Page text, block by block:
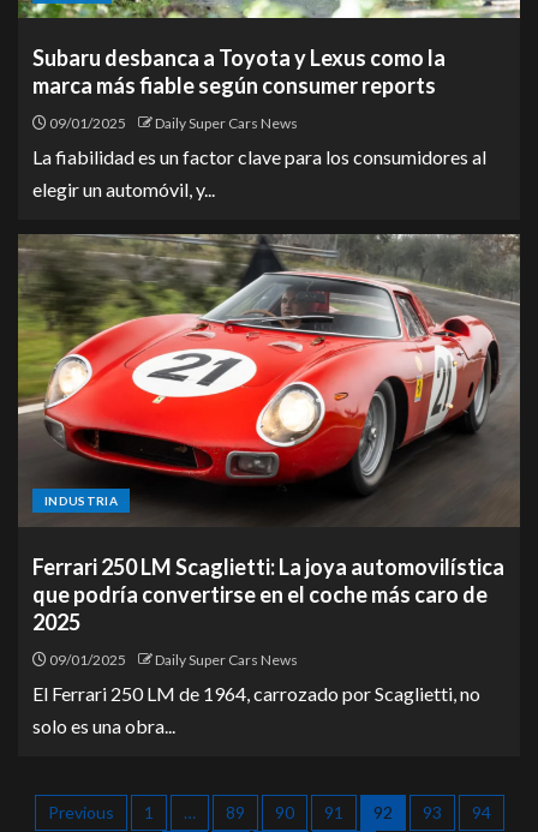
Subaru desbanca a Toyota y Lexus como la
marca más fiable según consumer reports
09/01/2025 Daily Super Cars News
La fiabilidad es un factor clave para los consumidores al
elegir un automóvil, y...
INDUSTRIA
Ferrari 250 LM Scaglietti: La joya automovilística
que podría convertirse en el coche más caro de
2025
09/01/2025 Daily Super Cars News
El Ferrari 250 LM de 1964, carrozado por Scaglietti, no
solo es una obra...
Previous 1 … 89 90 91 92 93 94